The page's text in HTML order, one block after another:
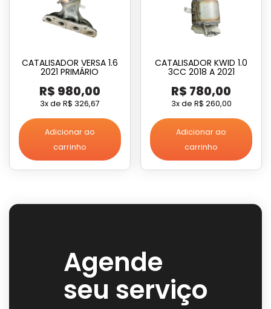
CATALISADOR VERSA 1.6
2021 PRIMÁRIO
R$ 980,00
3x de R$ 326,67
Adicionar ao
carrinho
CATALISADOR KWID 1.0
3CC 2018 A 2021
R$ 780,00
3x de R$ 260,00
Adicionar ao
carrinho
Agende
seu serviço